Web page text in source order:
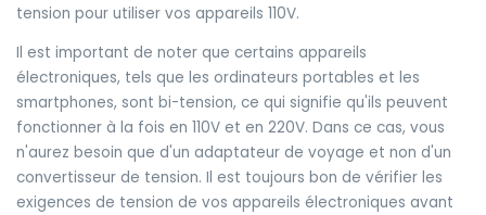
tension pour utiliser vos appareils 110V.
Il est important de noter que certains appareils
électroniques, tels que les ordinateurs portables et les
smartphones, sont bi-tension, ce qui signifie qu'ils peuvent
fonctionner à la fois en 110V et en 220V. Dans ce cas, vous
n'aurez besoin que d'un adaptateur de voyage et non d'un
convertisseur de tension. Il est toujours bon de vérifier les
exigences de tension de vos appareils électroniques avant